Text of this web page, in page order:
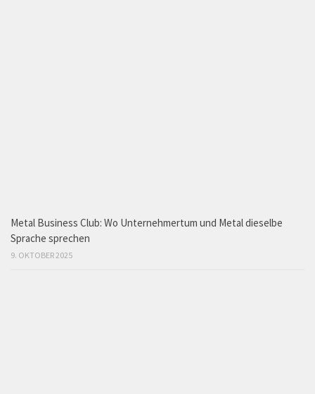
Metal Business Club: Wo Unternehmertum und Metal dieselbe
Sprache sprechen
9. OKTOBER 2025